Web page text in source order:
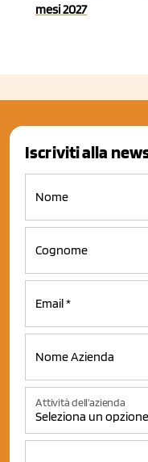
mesi 2027
Iscriviti alla
Attività dell'azienda